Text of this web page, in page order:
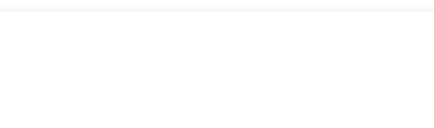
des plateformes et des dApps.